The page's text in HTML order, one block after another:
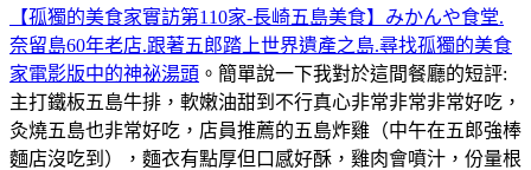
【孤獨的美食家實訪第110家-長崎五島美食】みかんや食堂.
奈留島60年老店.跟著五郎踏上世界遺產之島.尋找孤獨的美食
家電影版中的神祕湯頭 。簡單說一下我對於這間餐廳的短評:
主打鐵板五島牛排，軟嫩油甜到不行真心非常非常非常好吃，
灸燒五島也非常好吃，店員推薦的五島炸雞（中午在五郎強棒
麵店沒吃到），麵衣有點厚但口感好酥，雞肉會噴汁，份量根